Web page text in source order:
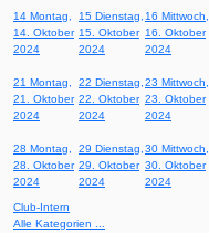
14 Montag,
14. Oktober
2024
15 Dienstag,
15. Oktober
2024
16 Mittwoch,
16. Oktober
2024
21 Montag,
21. Oktober
2024
22 Dienstag,
22. Oktober
2024
23 Mittwoch,
23. Oktober
2024
28 Montag,
28. Oktober
2024
29 Dienstag,
29. Oktober
2024
30 Mittwoch,
30. Oktober
2024
Club-Intern
Alle Kategorien ...